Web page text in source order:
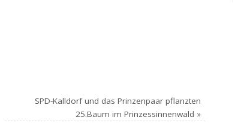
SPD-Kalldorf und das Prinzenpaar pflanzten
25.Baum im Prinzessinnenwald »